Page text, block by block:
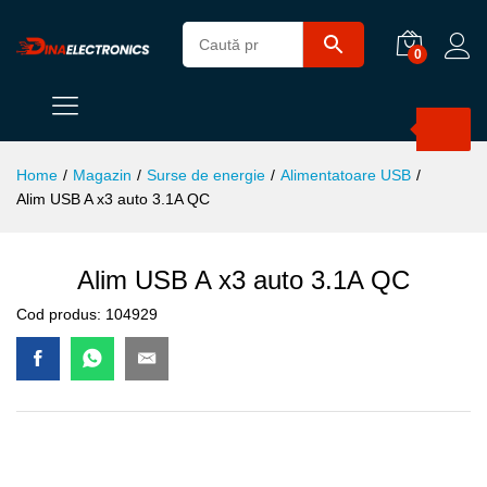
0
Home / Magazin / Surse de energie / Alimentatoare USB /
Alim USB A x3 auto 3.1A QC
Alim USB A x3 auto 3.1A QC
Cod produs: 104929